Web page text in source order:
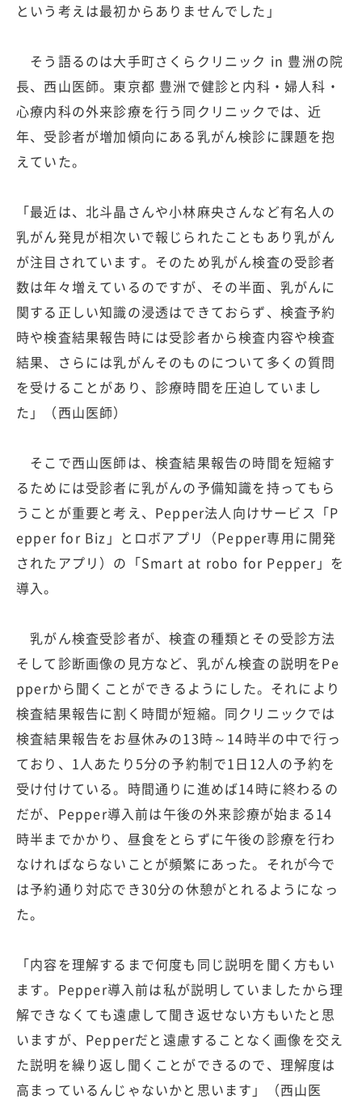
という考えは最初からありませんでした」
そう語るのは大手町さくらクリニック in 豊洲の院
長、西山医師。東京都 豊洲で健診と内科・婦人科・
心療内科の外来診療を行う同クリニックでは、近
年、受診者が増加傾向にある乳がん検診に課題を抱
えていた。
「最近は、北斗晶さんや小林麻央さんなど有名人の
乳がん発見が相次いで報じられたこともあり乳がん
が注目されています。そのため乳がん検査の受診者
数は年々増えているのですが、その半面、乳がんに
関する正しい知識の浸透はできておらず、検査予約
時や検査結果報告時には受診者から検査内容や検査
結果、さらには乳がんそのものについて多くの質問
を受けることがあり、診療時間を圧迫していまし
た」（西山医師）
そこで西山医師は、検査結果報告の時間を短縮す
るためには受診者に乳がんの予備知識を持ってもら
うことが重要と考え、Pepper法人向けサービス「P
epper for Biz」とロボアプリ（Pepper専用に開発
されたアプリ）の「Smart at robo for Pepper」を
導入。
乳がん検査受診者が、検査の種類とその受診方法
そして診断画像の見方など、乳がん検査の説明をPe
pperから聞くことができるようにした。それにより
検査結果報告に割く時間が短縮。同クリニックでは
検査結果報告をお昼休みの13時～14時半の中で行っ
ており、1人あたり5分の予約制で1日12人の予約を
受け付けている。時間通りに進めば14時に終わるの
だが、Pepper導入前は午後の外来診療が始まる14
時半までかかり、昼食をとらずに午後の診療を行わ
なければならないことが頻繁にあった。それが今で
は予約通り対応でき30分の休憩がとれるようになっ
た。
「内容を理解するまで何度も同じ説明を聞く方もい
ます。Pepper導入前は私が説明していましたから理
解できなくても遠慮して聞き返せない方もいたと思
いますが、Pepperだと遠慮することなく画像を交え
た説明を繰り返し聞くことができるので、理解度は
高まっているんじゃないかと思います」（西山医